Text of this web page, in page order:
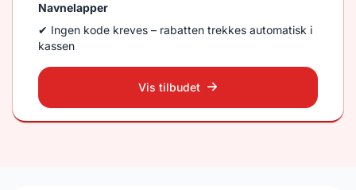
Navnelapper
✔ Ingen kode kreves – rabatten trekkes automatisk i
kassen
Vis tilbudet